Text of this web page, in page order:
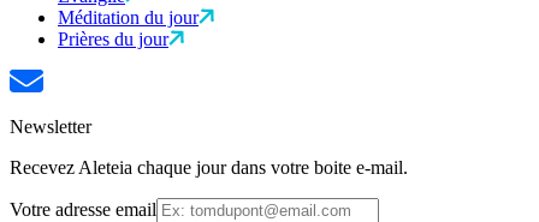
Méditation du jour
Prières du jour
Newsletter
Recevez Aleteia chaque jour dans votre boite e-mail.
Votre adresse email